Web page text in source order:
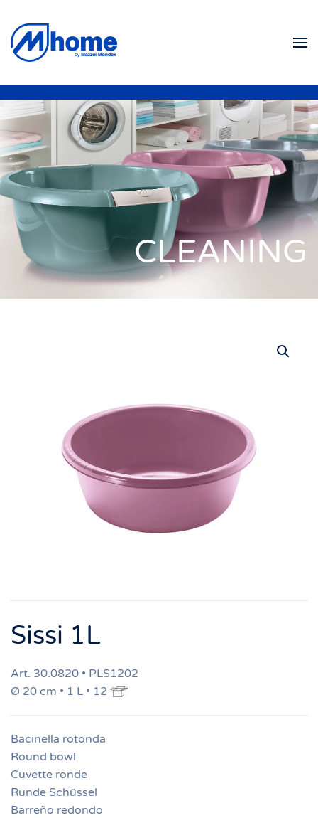
Skip to main content
CLEANING
Sissi 1L
Art. 30.0820 • PLS1202
Ø 20 cm • 1 L • 12
Bacinella rotonda
Round bowl
Cuvette ronde
Runde Schüssel
Barreño redondo